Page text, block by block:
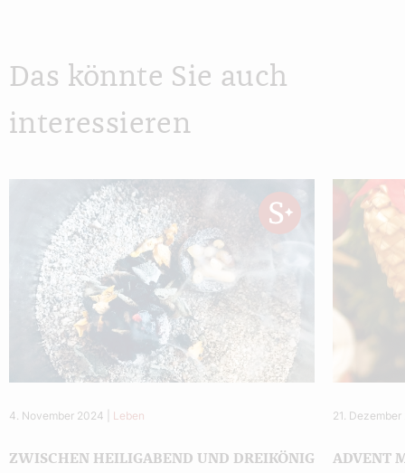
Das könnte Sie auch
interessieren
4. November 2024 Leben
ZWISCHEN HEILIGABEND UND DREIKÖNIG
21.
ADVENT